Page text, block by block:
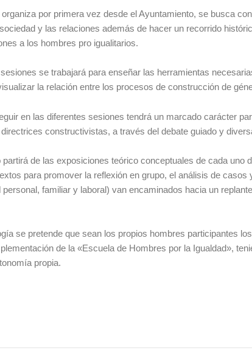
por primera vez desde el Ayuntamiento, se busca
y las relaciones además de hacer un recorrido
a los hombres pro igualitarios.
se trabajará para enseñar las herramientas
la relación entre los procesos de construcción de
en las diferentes sesiones tendrá un marcado carácter
constructivistas, a través del debate guiado y
de las exposiciones teórico conceptuales de cada uno
para promover la reflexión en grupo, el análisis de
familiar y laboral) van encaminados hacia un
se pretende que sean los propios hombres participantes
de la «Escuela de Hombres por la Igualdad»,
propia.
Cádiz, 7